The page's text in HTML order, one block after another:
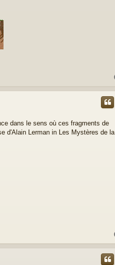
dans le sens où ces fragments de
d'Alain Lerman in Les Mystères de la